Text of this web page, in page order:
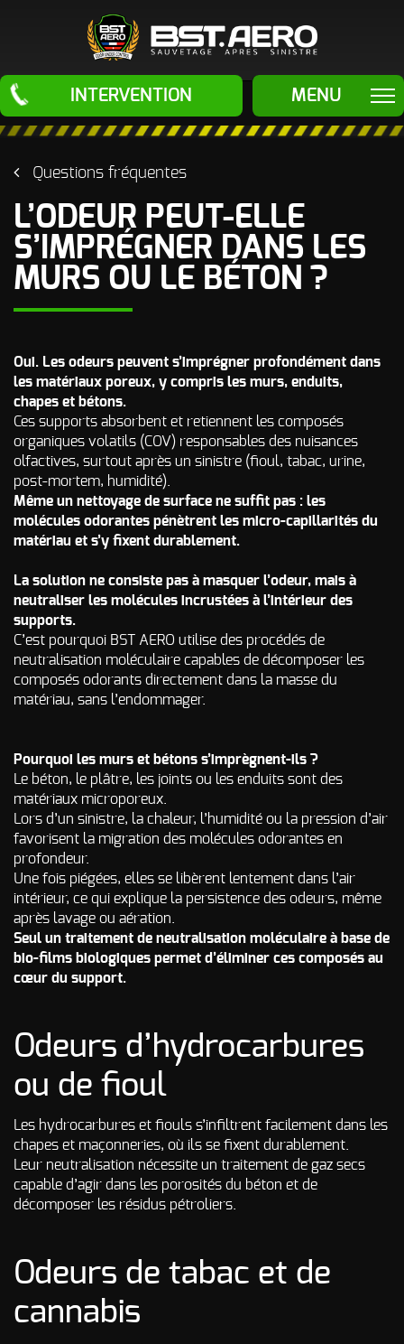
INTERVENTION MENU
ÉLIMINATION
- Mazout -
Gasoil et
autres
Hydrocarbures
Odeur d'Urine
de chats (pipi
Cadavre
- Odeur Post
mortem
Odeur de Rats
morts - Odeur
autres
Rongeurs
Odeur de Moisi
- Odeur
d'Humidité
Odeur de
Odeur de
Friture, de
Gras
fumée
d’incendie
- odeurs de
d’incendie
Autres Odeurs
NUISIBLES
Traitement
Anti-Rongeurs
SAUVETAGES
LES MACHINES
NOS
INTERVENTIONS
AVISCLIENTS
QUI SOMMES-
NOUS ?
CONTACT
Questions fréquentes
L’ODEUR PEUT-ELLE
S’IMPRÉGNER DANS LES
MURS OU LE BÉTON ?
Oui. Les odeurs peuvent s’imprégner profondément dans
les matériaux poreux, y compris les murs, enduits,
chapes et bétons.
Ces supports absorbent et retiennent les composés
organiques volatils (COV) responsables des nuisances
olfactives, surtout après un sinistre (fioul, tabac, urine,
post-mortem, humidité).
Même un nettoyage de surface ne suffit pas : les
molécules odorantes pénètrent les micro-capillarités du
matériau et s’y fixent durablement.
La solution ne consiste pas à masquer l’odeur, mais à
neutraliser les molécules incrustées à l’intérieur des
supports.
C’est pourquoi BST AERO utilise des procédés de
neutralisation moléculaire capables de décomposer les
composés odorants directement dans la masse du
matériau, sans l’endommager.
Pourquoi les murs et bétons s’imprègnent-ils ?
Le béton, le plâtre, les joints ou les enduits sont des
matériaux microporeux.
Lors d’un sinistre, la chaleur, l’humidité ou la pression d’air
favorisent la migration des molécules odorantes en
profondeur.
Une fois piégées, elles se libèrent lentement dans l’air
intérieur, ce qui explique la persistence des odeurs, même
après lavage ou aération.
Seul un traitement de neutralisation moléculaire à base de
bio-films biologiques permet d’éliminer ces composés au
cœur du support.
Odeurs d’hydrocarbures
ou de fioul
Les hydrocarbures et fiouls s’infiltrent facilement dans les
chapes et maçonneries, où ils se fixent durablement.
Leur neutralisation nécessite un traitement de gaz secs
capable d’agir dans les porosités du béton et de
décomposer les résidus pétroliers.
Odeurs de tabac et de
cannabis